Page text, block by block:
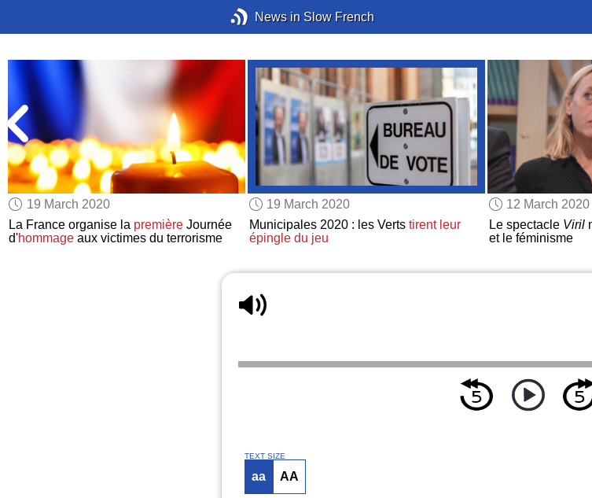
News in Slow French
19 March 2020
La France organise la première Journée
d'hommage aux victimes du terrorisme
19 March 2020
Municipales 2020 : les Verts tirent leur
épingle du jeu
12 March 2020
Le spectacle Viril
et le féminisme
TEXT SIZE
aa AA